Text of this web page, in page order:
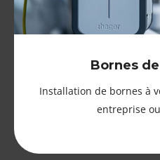
Bornes
Installation de bornes à
entreprise